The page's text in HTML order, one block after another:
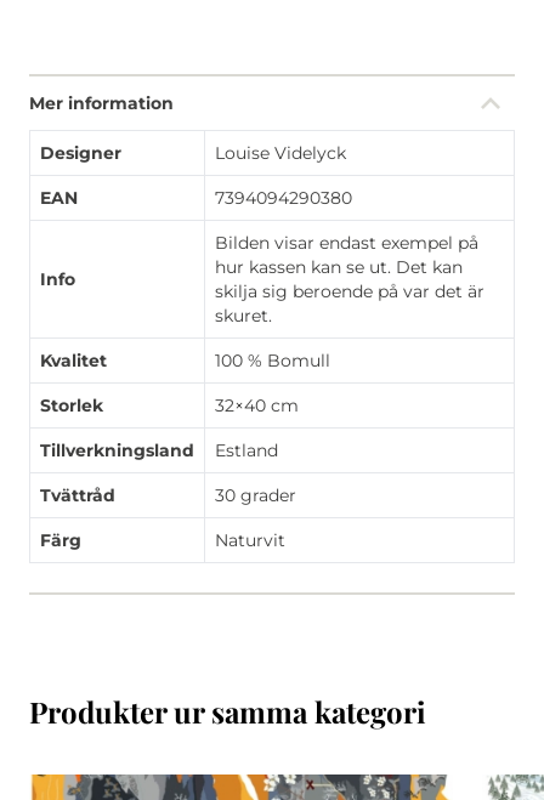
Mer information
Designer Louise Videlyck
EAN 7394094290380
Info
Bilden visar endast exempel på
hur kassen kan se ut. Det kan
skilja sig beroende på var det är
skuret.
Kvalitet 100 % Bomull
Storlek 32×40 cm
Tillverkningsland Estland
Tvättråd 30 grader
Färg Naturvit
Produkter ur samma kategori